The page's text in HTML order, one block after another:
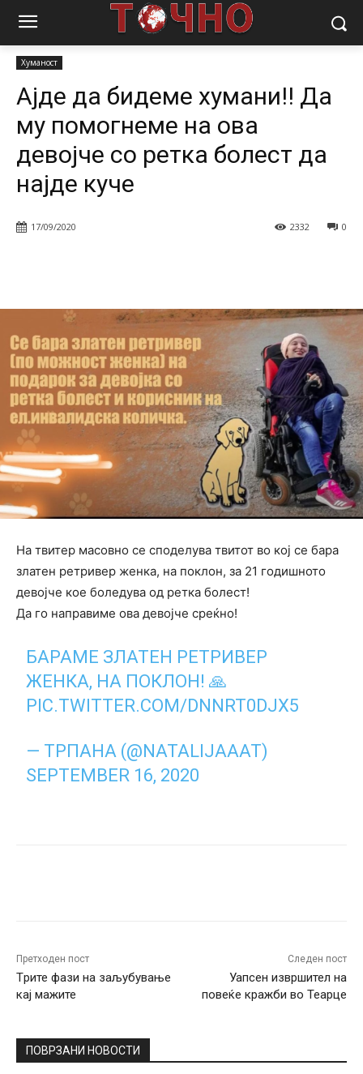
Почетна
Ајде да бидеме хумани!! Да му помогнеме на
Хуманост
Ајде да бидеме хумани!! Да
му помогнеме на ова
девојче со ретка болест да
најде куче
17/09/2020 0
2332
На твитер масовно се споделува твитот во кој се бара
златен ретривер женка, на поклон, за 21 годишното
девојче кое боледува од ретка болест!
Да го направиме ова девојче среќно!
БАРАМЕ ЗЛАТЕН РЕТРИВЕР
ЖЕНКА, НА ПОКЛОН! 🙏
PIC.TWITTER.COM/DNNRT0DJX5
— ТРПАНА (@NATALIJAAAT)
SEPTEMBER 16, 2020
Претходен пост
Tрите фази на заљубување
кај мажите
Следен пост
Уапсен извршител на
повеќе кражби во Теарце
ПОВРЗАНИ НОВОСТИ